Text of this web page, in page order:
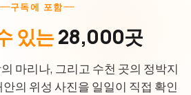
구독에 포함
있는28,000곳
마리나, 그리고 수천 곳의 정박지
의 위성 사진을 일일이 직접 확인